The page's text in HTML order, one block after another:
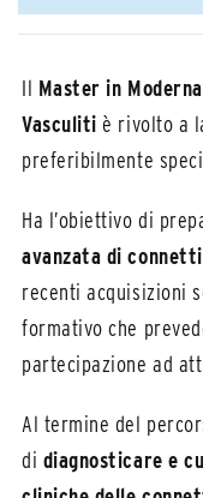
Il Master in
Vasculiti è rivolto a
preferibilmente
Ha l’obiettivo di
avanzata di
recenti acquisizioni
formativo che
partecipazione ad
Al termine del
di diagnosticare e